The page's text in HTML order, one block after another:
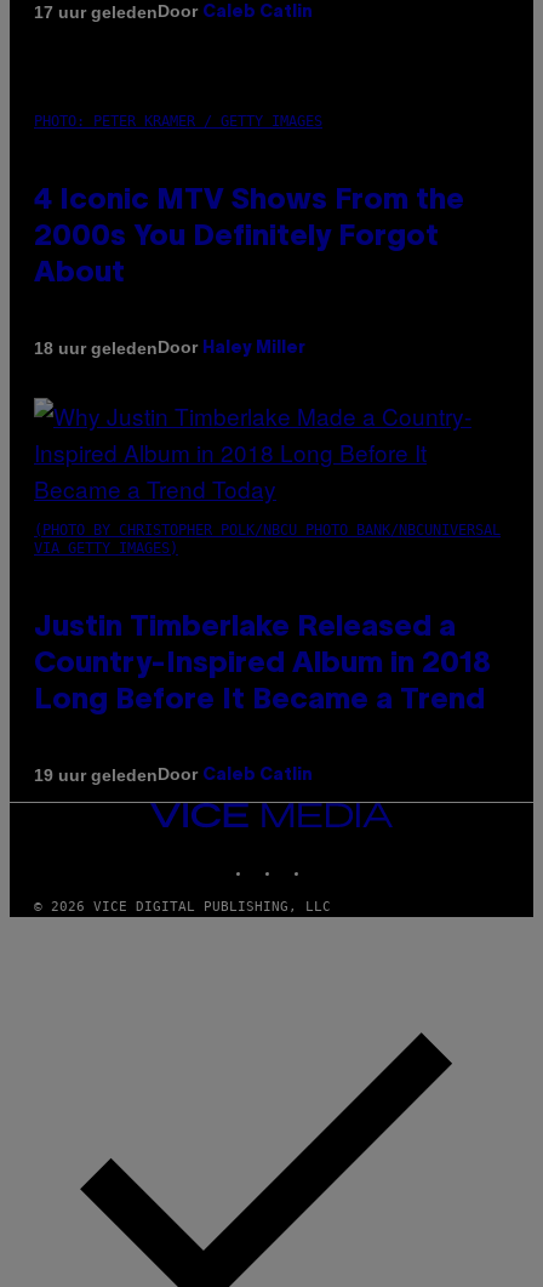
17 uur geledenDoor Caleb Catlin
PHOTO: PETER KRAMER / GETTY IMAGES
4 Iconic MTV Shows From the
2000s You Definitely Forgot
About
18 uur geledenDoor Haley Miller
(PHOTO BY CHRISTOPHER POLK/NBCU PHOTO BANK/NBCUNIVERSAL
VIA GETTY IMAGES)
Justin Timberlake Released a
Country-Inspired Album in 2018
Long Before It Became a Trend
19 uur geledenDoor Caleb Catlin
VICE
© 2026 VICE DIGITAL PUBLISHING, LLC